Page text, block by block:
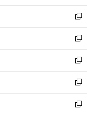
開
く
ウ
で
開
く
ン
ド
ウ
で
開
く
新
し
い
ウ
ィ
ン
ド
ウ
で
新
し
い
ウ
ィ
ン
ド
新
し
い
ウ
ィ
新
し
い
新